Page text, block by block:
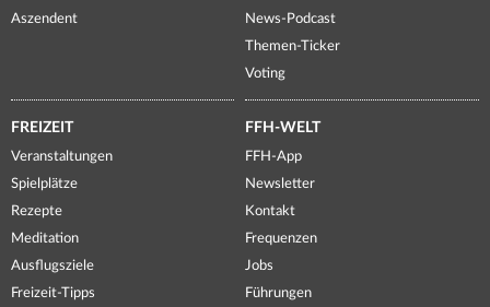
Aszendent
News-Podcast
Themen-Ticker
Voting
FREIZEIT
Veranstaltungen
Spielplätze
Rezepte
Meditation
Ausflugsziele
Freizeit-Tipps
FFH-WELT
FFH-App
Newsletter
Kontakt
Frequenzen
Jobs
Führungen